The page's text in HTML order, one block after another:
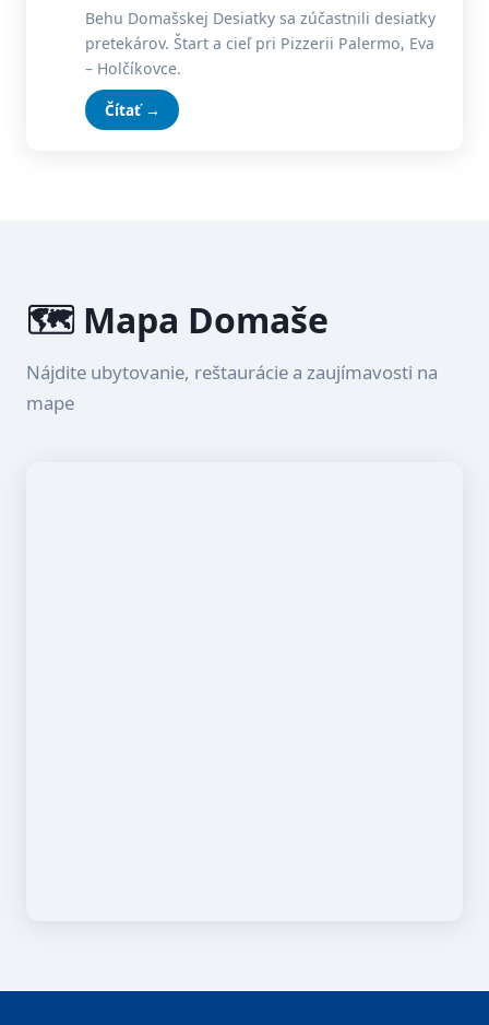
Behu Domašskej Desiatky sa zúčastnili desiatky
pretekárov. Štart a cieľ pri Pizzerii Palermo, Eva
– Holčíkovce.
Čítať →
🗺️ Mapa Domaše
Nájdite ubytovanie, reštaurácie a zaujímavosti na
mape